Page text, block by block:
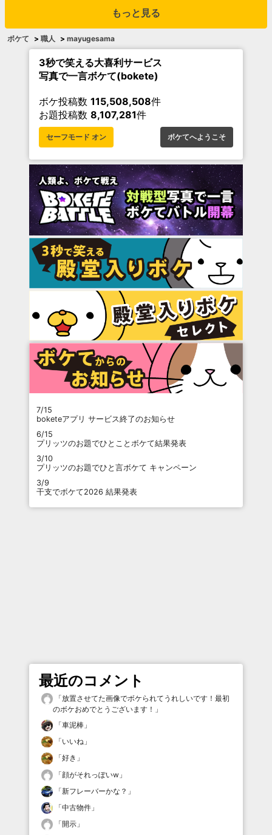
もっと見る
ボケて > 職人 > mayugesama
3秒で笑える大喜利サービス
写真で一言ボケて(bokete)
ボケ投稿数 115,508,508件
お題投稿数 8,107,281件
セーフモード オン ボケてへようこそ
7/15
boketeアプリ サービス終了のお知らせ
6/15
プリッツのお題でひとことボケて結果発表
3/10
プリッツのお題でひと言ボケて キャンペーン
3/9
干支でボケて2026 結果発表
最近のコメント
「放置させてた画像でボケられてうれしいです！最初
のボケおめでとうございます！ 」
「車泥棒 」
「いいね 」
「好き 」
「顔がそれっぽいw 」
「新フレーバーかな？ 」
「中古物件 」
「開示 」